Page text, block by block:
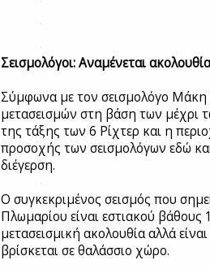
Σεισμολόγοι: Αναμένεται
Σύμφωνα με τον σεισμολόγο Μάκη
μετασεισμών στη βάση των μέχρι
της τάξης των 6 Ρίχτερ και η
προσοχής των σεισμολόγων εδώ
διέγερση.
Ο συγκεκριμένος σεισμός που
Πλωμαρίου είναι εστιακού βάθους
μετασεισμική ακολουθία αλλά
βρίσκεται σε θαλάσσιο χώρο.